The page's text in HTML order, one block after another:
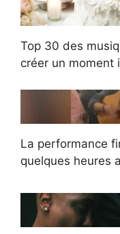
Top 30 des
créer un moment
La performance
quelques heures